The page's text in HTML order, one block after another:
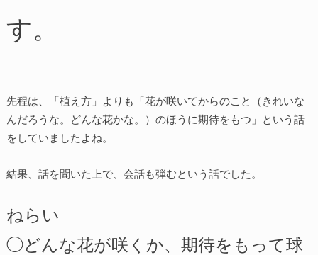
す。
先程は、「植え方」よりも「花が咲いてからのこと（きれいな
んだろうな。どんな花かな。）のほうに期待をもつ」という話
をしていましたよね。
結果、話を聞いた上で、会話も弾むという話でした。
ねらい
◯どんな花が咲くか、期待をもって球